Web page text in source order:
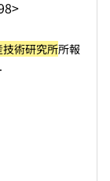
術研究所所報